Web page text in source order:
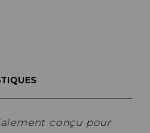
conçu pour